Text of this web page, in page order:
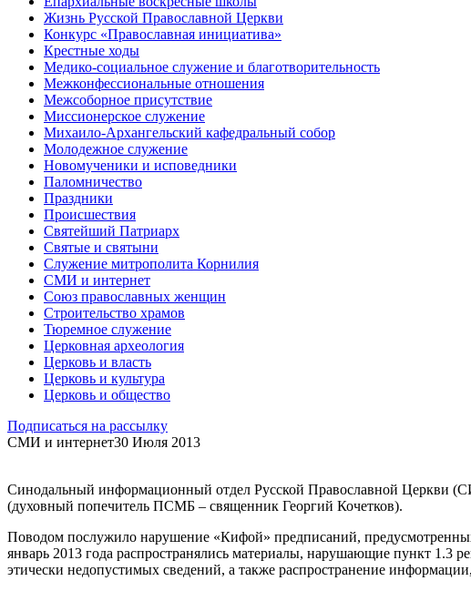
Жизнь Русской Православной Церкви
Конкурс «Православная инициатива»
Крестные ходы
Медико-социальное служение и благотворительность
Межконфессиональные отношения
Межсоборное присутствие
Миссионерское служение
Михаило-Архангельский кафедральный собор
Молодежное служение
Новомученики и исповедники
Паломничество
Праздники
Происшествия
Святейший Патриарх
Святые и святыни
Служение митрополита Корнилия
СМИ и интернет
Союз православных женщин
Строительство храмов
Тюремное служение
Церковная археология
Церковь и власть
Церковь и культура
Церковь и общество
Подписаться на рассылку
СМИ и интернет30 Июля 2013
Синодальный информационный отдел Русской Православной Церкви
(духовный попечитель ПСМБ – священник Георгий Кочетков).
Поводом послужило нарушение «Кифой» предписаний,
январь 2013 года распространялись материалы, нарушающие пункт 1.3
этически недопустимых сведений, а также распространение